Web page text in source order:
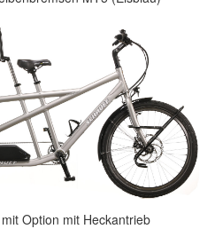
Option mit Heckantrieb